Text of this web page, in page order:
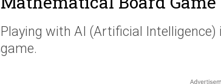
Playing with AI (Artificial
game.